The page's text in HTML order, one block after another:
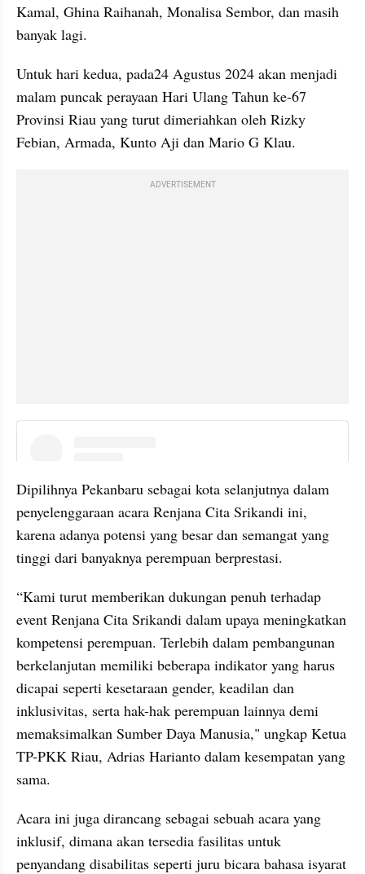
Kamal, Ghina Raihanah, Monalisa Sembor, dan masih
banyak lagi.
Untuk hari kedua, pada24 Agustus 2024 akan menjadi
malam puncak perayaan Hari Ulang Tahun ke-67
Provinsi Riau yang turut dimeriahkan oleh Rizky
Febian, Armada, Kunto Aji dan Mario G Klau.
ADVERTISEMENT
Dipilihnya Pekanbaru sebagai kota selanjutnya dalam
penyelenggaraan acara Renjana Cita Srikandi ini,
karena adanya potensi yang besar dan semangat yang
tinggi dari banyaknya perempuan berprestasi.
“Kami turut memberikan dukungan penuh terhadap
event Renjana Cita Srikandi dalam upaya meningkatkan
kompetensi perempuan. Terlebih dalam pembangunan
berkelanjutan memiliki beberapa indikator yang harus
dicapai seperti kesetaraan gender, keadilan dan
inklusivitas, serta hak-hak perempuan lainnya demi
memaksimalkan Sumber Daya Manusia," ungkap Ketua
TP-PKK Riau, Adrias Harianto dalam kesempatan yang
sama.
Acara ini juga dirancang sebagai sebuah acara yang
inklusif, dimana akan tersedia fasilitas untuk
penyandang disabilitas seperti juru bicara bahasa isyarat